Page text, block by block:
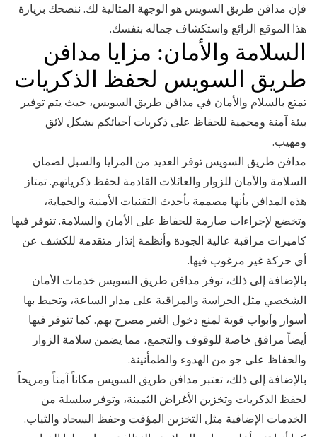
فإن مدافن طريق السويس هو الوجهة المثالية لك. ننصحك بزيارة
هذا الموقع الرائع واستكشاف جماله بنفسك.
السلامة والأمان: مزايا مدافن
طريق السويس لحفظ الذكريات
تمتع بالسلام والأمان في مدافن طريق السويس، حيث يتم توفير
بيئة آمنة ومحمية للحفاظ على ذكريات أحبائكم بشكل لائق
ومهيب.
مدافن طريق السويس توفر العديد من المزايا والسبل لضمان
السلامة والأمان للزوار والعائلات القادمة لحفظ ذكرياتهم. تمتاز
هذه المدافن بأنها مصممة بأحدث التقنيات الأمنية والحماية،
وتخضع لإجراءات صارمة للحفاظ على الأمان والسلامة. تتوفر فيها
كاميرات مراقبة عالية الجودة وأنظمة إنذار متقدمة للكشف عن
أي حركة غير مرغوب فيها.
بالإضافة إلى ذلك، توفر مدافن طريق السويس خدمات الأمان
الشخصي مثل الحراسة والمراقبة على مدار الساعة، وتحيط بها
أسوار وأبواب قوية لمنع دخول الغير مصرح بهم. كما تتوفر فيها
أيضاً مرافق خاصة للوقوف والتجمع، مما يضمن سلامة الزوار
والحفاظ على جو من الهدوء والطمأنينة.
بالإضافة إلى ذلك، تعتبر مدافن طريق السويس مكاناً آمناً ومريحاً
لحفظ الذكريات وتخزين الأغراض الثمينة، وتوفر سلسلة من
الخدمات الإضافية مثل التخزين المؤقت وحفظ السجاد والثياب.